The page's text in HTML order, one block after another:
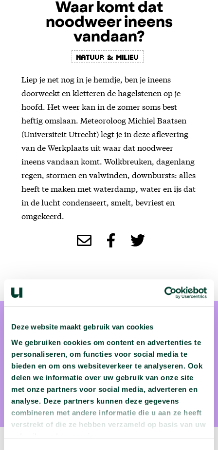
Deze website maakt gebruik van cookies
We gebruiken cookies om content en advertenties te
personaliseren, om functies voor social media te
bieden en om ons websiteverkeer te analyseren. Ook
delen we informatie over uw gebruik van onze site
met onze partners voor social media, adverteren en
analyse. Deze partners kunnen deze gegevens
combineren met andere informatie die u aan ze heeft
verstrekt of die ze hebben verzameld op basis van uw
Waar komt dat
noodweer ineens
vandaan?
Natuur & Milieu
Liep je net nog in je hemdje, ben je ineens
doorweekt en kletteren de hagelstenen op je
hoofd. Het weer kan in de zomer soms best
heftig omslaan. Meteoroloog Michiel Baatsen
(Universiteit Utrecht) legt je in deze aflevering
van de Werkplaats uit waar dat noodweer
ineens vandaan komt. Wolkbreuken, dagenlang
regen, stormen en valwinden, downbursts: alles
heeft te maken met waterdamp, water en ijs dat
in de lucht condenseert, smelt, bevriest en
omgekeerd.
Michiel Baatsen
Michiel Baatsen is meteoroloog